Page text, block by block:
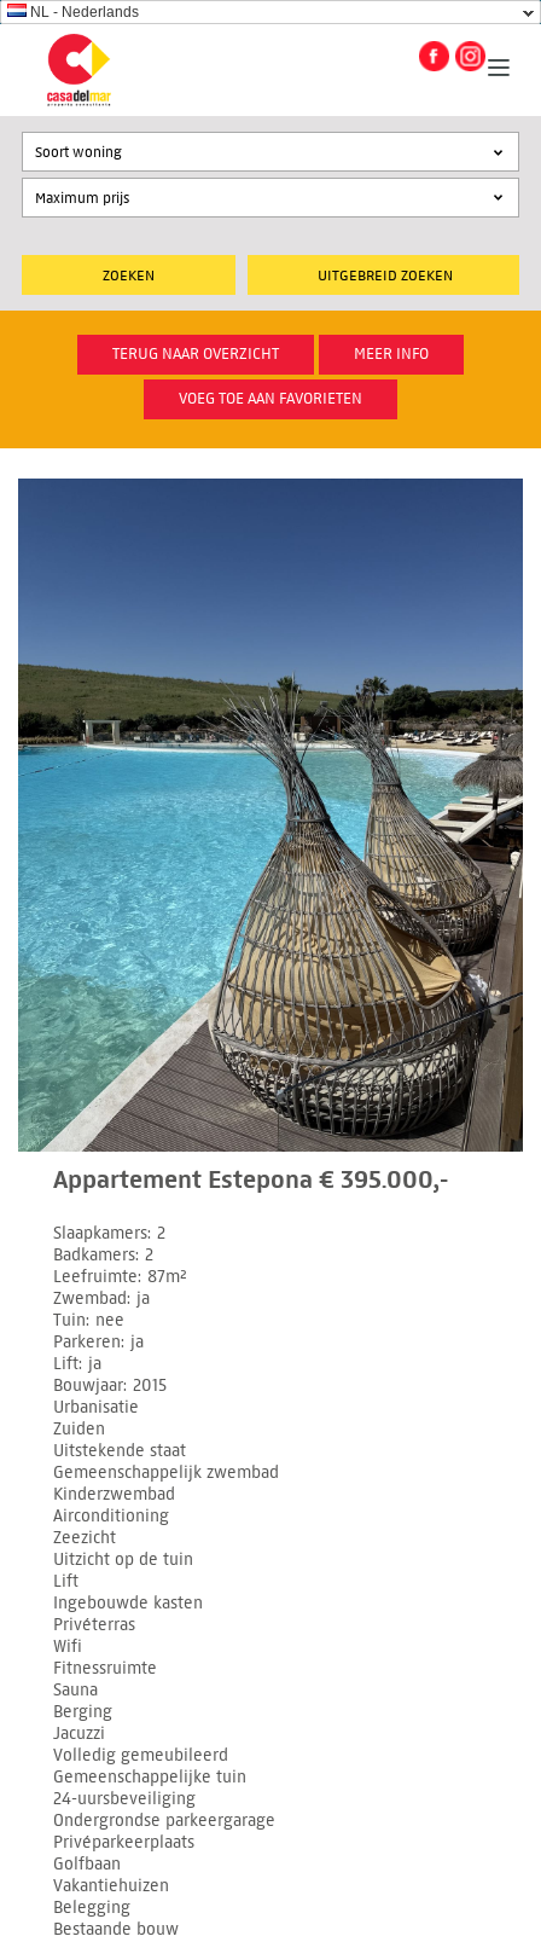
NL - Nederlands
UITGEBREID ZOEKEN
Soort woning
TERUG NAAR OVERZICHT MEER INFO
VOEG TOE AAN FAVORIETEN
Appartement Estepona € 395.000,-
Slaapkamers 2
Badkamers 2
Leefruimte 87m²
Zwembad ja
Tuin nee
Parkeren ja
Lift ja
Bouwjaar 2015
Urbanisatie
Zuiden
Uitstekende staat
Gemeenschappelijk zwembad
Kinderzwembad
Airconditioning
Zeezicht
Uitzicht op de tuin
Lift
Ingebouwde kasten
Privéterras
Wifi
Fitnessruimte
Sauna
Berging
Jacuzzi
Volledig gemeubileerd
Gemeenschappelijke tuin
24-uursbeveiliging
Ondergrondse parkeergarage
Privéparkeerplaats
Golfbaan
Vakantiehuizen
Belegging
Bestaande bouw